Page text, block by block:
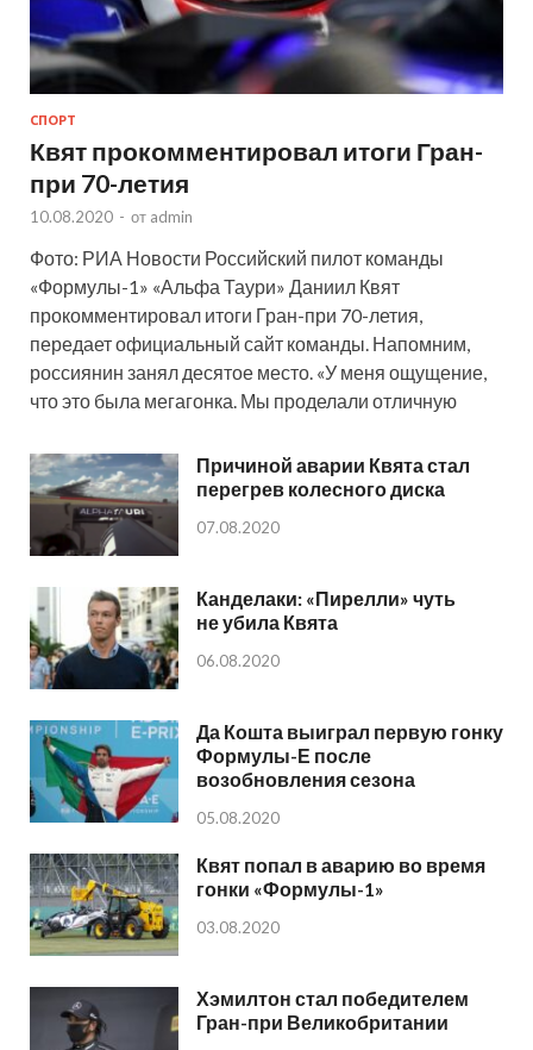
СПОРТ
Квят прокомментировал итоги Гран-
при 70-летия
10.08.2020 - от admin
Фото: РИА Новости Российский пилот команды
«Формулы-1» «Альфа Таури» Даниил Квят
прокомментировал итоги Гран-при 70-летия,
передает официальный сайт команды. Напомним,
россиянин занял десятое место. «У меня ощущение,
что это была мегагонка. Мы проделали отличную
Причиной аварии Квята стал
перегрев колесного диска
07.08.2020
Канделаки: «Пирелли» чуть
не убила Квята
06.08.2020
Да Кошта выиграл первую гонку
Формулы-Е после
возобновления сезона
05.08.2020
Квят попал в аварию во время
гонки «Формулы-1»
03.08.2020
Хэмилтон стал победителем
Гран-при Великобритании